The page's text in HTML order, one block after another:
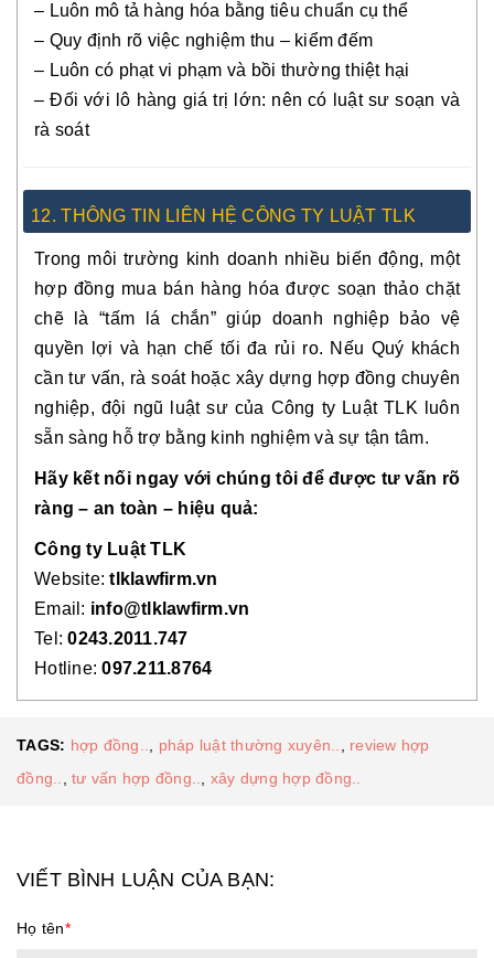
– Luôn mô tả hàng hóa bằng tiêu chuẩn cụ thể
– Quy định rõ việc nghiệm thu – kiểm đếm
– Luôn có phạt vi phạm và bồi thường thiệt hại
– Đối với lô hàng giá trị lớn: nên có luật sư soạn và
rà soát
12. THÔNG TIN LIÊN HỆ CÔNG TY LUẬT TLK
Trong môi trường kinh doanh nhiều biến động, một
hợp đồng mua bán hàng hóa được soạn thảo chặt
chẽ là “tấm lá chắn” giúp doanh nghiệp bảo vệ
quyền lợi và hạn chế tối đa rủi ro. Nếu Quý khách
cần tư vấn, rà soát hoặc xây dựng hợp đồng chuyên
nghiệp, đội ngũ luật sư của Công ty Luật TLK luôn
sẵn sàng hỗ trợ bằng kinh nghiệm và sự tận tâm.
Hãy kết nối ngay với chúng tôi để được tư vấn rõ
ràng – an toàn – hiệu quả:
Công ty Luật TLK
Website:tlklawfirm.vn
Email: info@tlklawfirm.vn
Tel:0243.2011.747
Hotline:097.211.8764
TAGS: hợp đồng.. pháp luật thường xuyên..
review hợp
đồng..
tư vấn hợp đồng.. xây dựng hợp đồng..
VIẾT BÌNH LUẬN CỦA BẠN:
Họ tên*